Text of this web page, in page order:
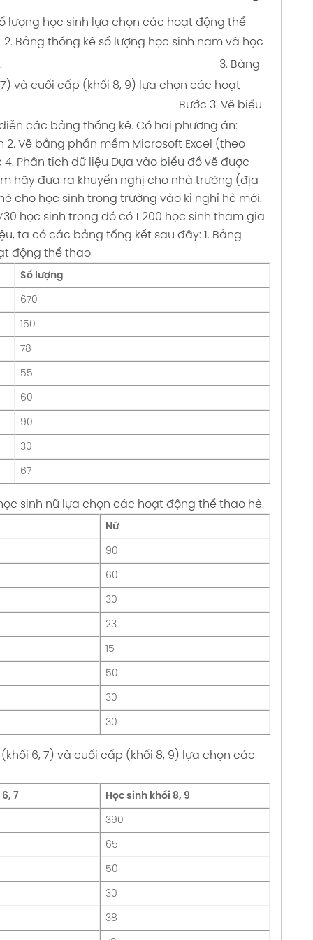
lượng học sinh lựa chọn các hoạt động thể
2. Bảng thống kê số lượng học sinh nam và học
3. Bảng
và cuối cấp (khối 8, 9) lựa chọn các hoạt
Bước 3. Vẽ biểu
các bảng thống kê. Có hai phương án:
2. Vẽ bằng phần mềm Microsoft Excel (theo
4. Phân tích dữ liệu Dựa vào biểu đồ vẽ được
hãy đưa ra khuyến nghị cho nhà trường (địa
cho học sinh trong trường vào kỉ nghỉ hè mới.
học sinh trong đó có 1 200 học sinh tham gia
ta có các bảng tổng kết sau đây: 1. Bảng
động thể thao
Số lượng
670
150
78
55
60
90
30
67
sinh nữ lựa chọn các hoạt động thể thao hè.
Nữ
90
60
30
23
15
50
30
30
6, 7) và cuối cấp (khối 8, 9) lựa chọn các
7 Học sinh khối 8, 9
390
65
50
30
38